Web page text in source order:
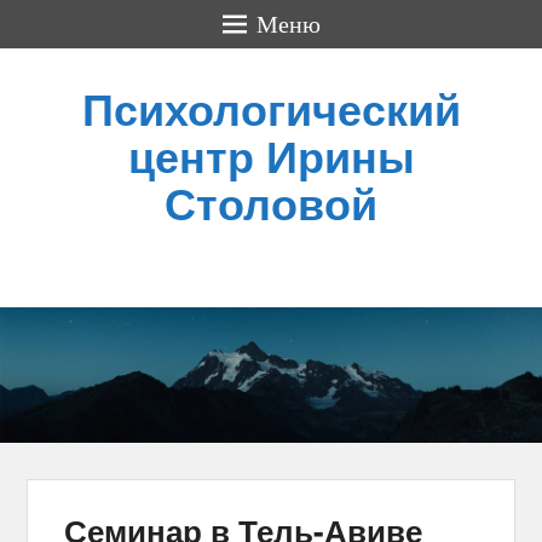
Меню
Психологический
центр Ирины
Столовой
Семинар в Тель-Авиве